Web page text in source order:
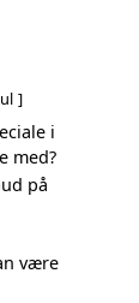
i
med?
på
være